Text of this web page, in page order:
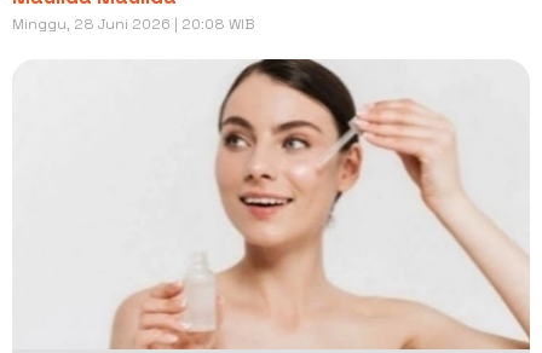
Minggu, 28 Juni 2026 | 20:08 WIB